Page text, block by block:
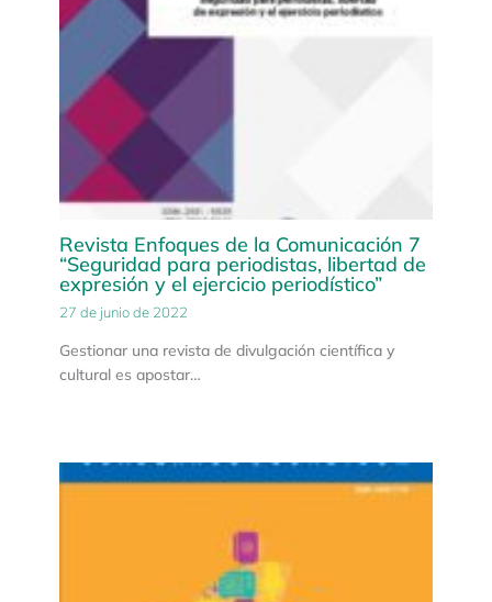
Revista Enfoques de la Comunicación 7
“Seguridad para periodistas, libertad de
expresión y el ejercicio periodístico”
27 de junio de 2022
Gestionar una revista de divulgación científica y
cultural es apostar…